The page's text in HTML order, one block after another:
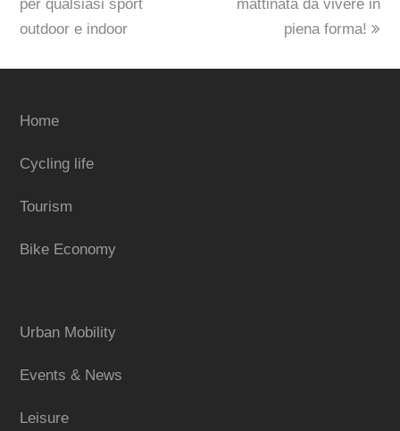
per qualsiasi sport
outdoor e indoor
mattinata da vivere in
piena forma!
Home
Cycling life
Tourism
Bike Economy
Urban Mobility
Events & News
Leisure